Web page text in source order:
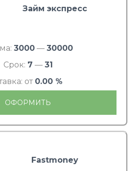
Займ экспресс
3000— 30000
Срок: 7 — 31
от 0.00 %
ОФОРМИТЬ
Fastmoney